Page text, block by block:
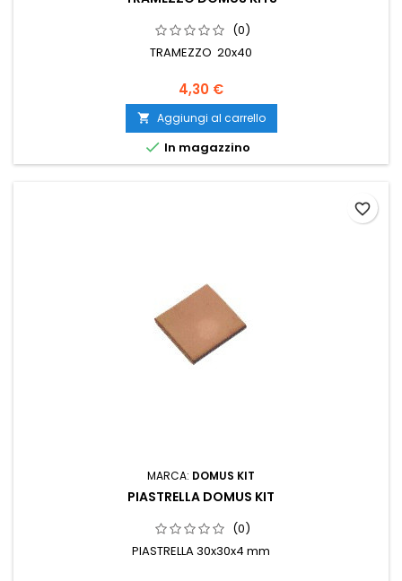
(0)
TRAMEZZO 20x40
4,30 €
 Aggiungi al carrello
 In magazzino
MARCA: DOMUS KIT
PIASTRELLA DOMUS KIT
(0)
PIASTRELLA 30x30x4 mm
favorite_border